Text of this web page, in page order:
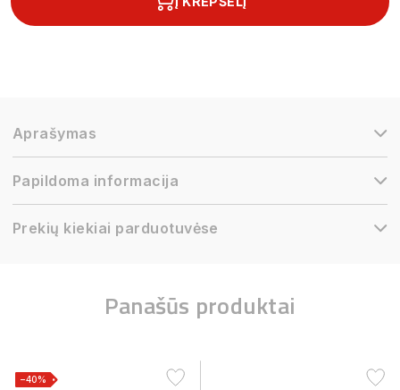
Aprašymas
Papildoma informacija
Prekių kiekiai parduotuvėse
Panašūs produktai
−40%